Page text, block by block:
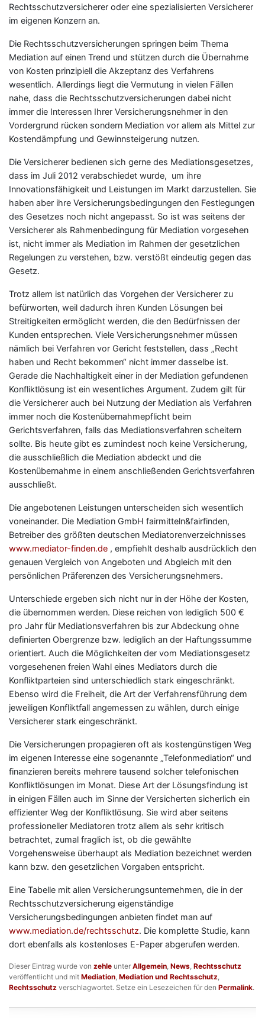
Rechtsschutzversicherer oder eine spezialisierten Versicherer
im eigenen Konzern an.
Die Rechtsschutzversicherungen springen beim Thema
Mediation auf einen Trend und stützen durch die Übernahme
von Kosten prinzipiell die Akzeptanz des Verfahrens
wesentlich. Allerdings liegt die Vermutung in vielen Fällen
nahe, dass die Rechtsschutzversicherungen dabei nicht
immer die Interessen Ihrer Versicherungsnehmer in den
Vordergrund rücken sondern Mediation vor allem als Mittel zur
Kostendämpfung und Gewinnsteigerung nutzen.
Die Versicherer bedienen sich gerne des Mediationsgesetzes,
dass im Juli 2012 verabschiedet wurde, um ihre
Innovationsfähigkeit und Leistungen im Markt darzustellen. Sie
haben aber ihre Versicherungsbedingungen den Festlegungen
des Gesetzes noch nicht angepasst. So ist was seitens der
Versicherer als Rahmenbedingung für Mediation vorgesehen
ist, nicht immer als Mediation im Rahmen der gesetzlichen
Regelungen zu verstehen, bzw. verstößt eindeutig gegen das
Gesetz.
Trotz allem ist natürlich das Vorgehen der Versicherer zu
befürworten, weil dadurch ihren Kunden Lösungen bei
Streitigkeiten ermöglicht werden, die den Bedürfnissen der
Kunden entsprechen. Viele Versicherungsnehmer müssen
nämlich bei Verfahren vor Gericht feststellen, dass „Recht
haben und Recht bekommen“ nicht immer dasselbe ist.
Gerade die Nachhaltigkeit einer in der Mediation gefundenen
Konfliktlösung ist ein wesentliches Argument. Zudem gilt für
die Versicherer auch bei Nutzung der Mediation als Verfahren
immer noch die Kostenübernahmepflicht beim
Gerichtsverfahren, falls das Mediationsverfahren scheitern
sollte. Bis heute gibt es zumindest noch keine Versicherung,
die ausschließlich die Mediation abdeckt und die
Kostenübernahme in einem anschließenden Gerichtsverfahren
ausschließt.
Die angebotenen Leistungen unterscheiden sich wesentlich
voneinander. Die Mediation GmbH fairmitteln&fairfinden,
Betreiber des größten deutschen Mediatorenverzeichnisses
www.mediator-finden.de , empfiehlt deshalb ausdrücklich den
genauen Vergleich von Angeboten und Abgleich mit den
persönlichen Präferenzen des Versicherungsnehmers.
Unterschiede ergeben sich nicht nur in der Höhe der Kosten,
die übernommen werden. Diese reichen von lediglich 500 €
pro Jahr für Mediationsverfahren bis zur Abdeckung ohne
definierten Obergrenze bzw. lediglich an der Haftungssumme
orientiert. Auch die Möglichkeiten der vom Mediationsgesetz
vorgesehenen freien Wahl eines Mediators durch die
Konfliktparteien sind unterschiedlich stark eingeschränkt.
Ebenso wird die Freiheit, die Art der Verfahrensführung dem
jeweiligen Konfliktfall angemessen zu wählen, durch einige
Versicherer stark eingeschränkt.
Die Versicherungen propagieren oft als kostengünstigen Weg
im eigenen Interesse eine sogenannte „Telefonmediation“ und
finanzieren bereits mehrere tausend solcher telefonischen
Konfliktlösungen im Monat. Diese Art der Lösungsfindung ist
in einigen Fällen auch im Sinne der Versicherten sicherlich ein
effizienter Weg der Konfliktlösung. Sie wird aber seitens
professioneller Mediatoren trotz allem als sehr kritisch
betrachtet, zumal fraglich ist, ob die gewählte
Vorgehensweise überhaupt als Mediation bezeichnet werden
kann bzw. den gesetzlichen Vorgaben entspricht.
Eine Tabelle mit allen Versicherungsunternehmen, die in der
Rechtsschutzversicherung eigenständige
Versicherungsbedingungen anbieten findet man auf
www.mediation.de/rechtsschutz. Die komplette Studie, kann
dort ebenfalls als kostenloses E-Paper abgerufen werden.
Dieser Eintrag wurde von zehle unter Allgemein, News, Rechtsschutz
veröffentlicht und mit Mediation, Mediation und Rechtsschutz,
Rechtsschutz verschlagwortet. Setze ein Lesezeichen für den Permalink.